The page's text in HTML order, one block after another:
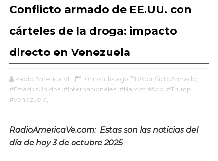
Conflicto armado de EE.UU. con
cárteles de la droga: impacto
directo en Venezuela
Radio America VE 10 months ago
#ConflictoArmado,
#EstadosUnidos, #Internacionales, #Narcotráfico, #Trump,
#venezuela,
RadioAmericaVe.com: Estas son las noticias del
día de hoy 3 de octubre 2025